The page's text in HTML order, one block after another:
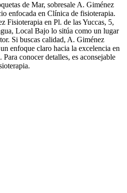
de Mar, sobresale A. Giménez
enfocada en Clínica de fisioterapia.
Fisioterapia en Pl. de las Yuccas, 5,
Local Bajo lo sitúa como un lugar
Si buscas calidad, A. Giménez
enfoque claro hacia la excelencia en
conocer detalles, es aconsejable